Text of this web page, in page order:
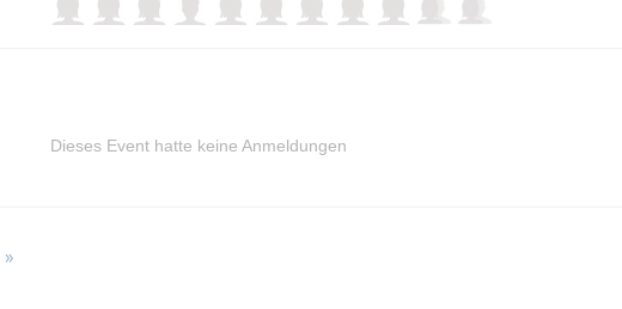
Dieses Event hatte keine Anmeldungen
»